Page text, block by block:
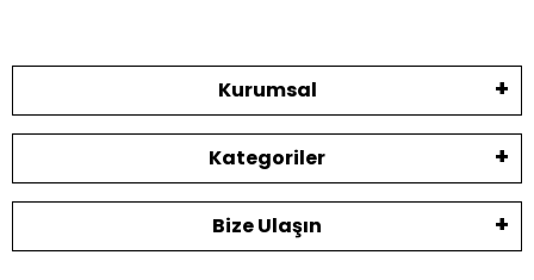
Kurumsal
Kategoriler
Bize Ulaşın